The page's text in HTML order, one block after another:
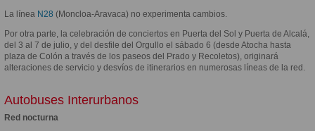
La línea N28 (Moncloa-Aravaca) no experimenta cambios.
Por otra parte, la celebración de conciertos en Puerta del Sol y Puerta de Alcalá,
del 3 al 7 de julio, y del desfile del Orgullo el sábado 6 (desde Atocha hasta
plaza de Colón a través de los paseos del Prado y Recoletos), originará
alteraciones de servicio y desvíos de itinerarios en numerosas líneas de la red.
Autobuses Interurbanos
Red nocturna